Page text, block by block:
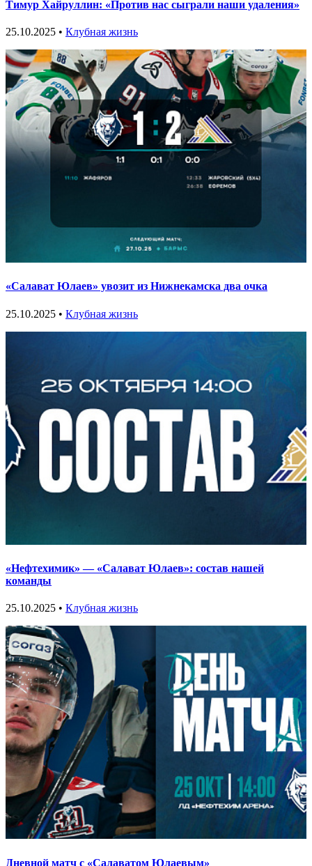
Тимур Хайруллин: «Против нас сыграли наши удаления»
25.10.2025 • Клубная жизнь
«Салават Юлаев» увозит из Нижнекамска два очка
25.10.2025 • Клубная жизнь
«Нефтехимик» — «Салават Юлаев»: состав нашей
команды
25.10.2025 • Клубная жизнь
Дневной матч с «Салаватом Юлаевым»